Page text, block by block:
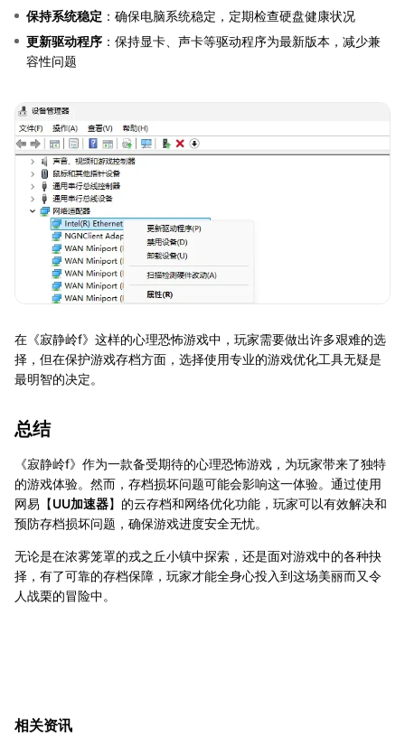
保持系统稳定 ：确保电脑系统稳定，定期检查硬盘健康状况
更新驱动程序 ：保持显卡、声卡等驱动程序为最新版本，减少兼
容性问题
在《寂静岭f》这样的心理恐怖游戏中，玩家需要做出许多艰难的选
择，但在保护游戏存档方面，选择使用专业的游戏优化工具无疑是
最明智的决定。
总结
《寂静岭f》作为一款备受期待的心理恐怖游戏，为玩家带来了独特
的游戏体验。然而，存档损坏问题可能会影响这一体验。通过使用
网易【UU加速器】的云存档和网络优化功能，玩家可以有效解决和
预防存档损坏问题，确保游戏进度安全无忧。
无论是在浓雾笼罩的戎之丘小镇中探索，还是面对游戏中的各种抉
择，有了可靠的存档保障，玩家才能全身心投入到这场美丽而又令
人战栗的冒险中。
相关资讯